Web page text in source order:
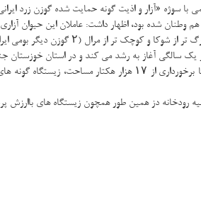
شده گوزن زرد ایرانی گرفتار در كانال آبیاری اراضی كشاورزی در سال
بود، اظهار داشت: عاملان این حیوان آزاری در دادگاه
پشت و پهلوها آنرا بطور كامل از این ۲ نوع گوزن متمایز می كند.
یك سالگی آغاز به رشد می كند و در استان
دز همین طور همچون زیستگاه های باارزش